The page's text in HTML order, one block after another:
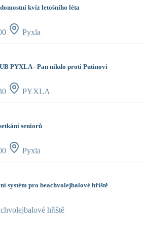
kvíz letošního léta
Pyxla
PYXLA - Pan nikdo proti Putinovi
PYXLA
seniorů
Pyxla
systém pro beachvolejbalové hřiště
hřiště